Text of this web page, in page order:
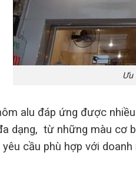
Ưu
alu đáp ứng được
dạng, từ những màu cơ
cầu phù hợp với doanh